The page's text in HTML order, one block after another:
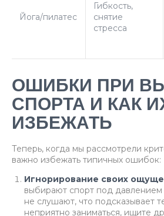
Йога/пилатес
Гибкость,
снятие
стресса
ОШИБКИ ПРИ
СПОРТА И КАК
ИЗБЕЖАТЬ
Теперь, когда мы рассмотрели
важно избежать типичных ошибок:
Игнорирование своих
выбирают спорт под
не слушают, что подсказывает
неприятно заниматься, ищите